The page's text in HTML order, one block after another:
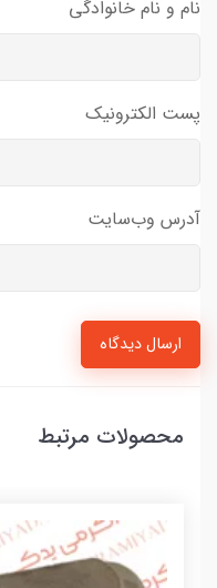
نام و نام خانوادگی
پست الکترونیک
آدرس وب‌سایت
ارسال دیدگاه
محصولات مرتبط